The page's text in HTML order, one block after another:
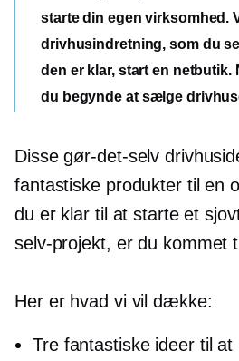
starte din egen virksomhed.
drivhusindretning, som du
den er klar, start en netbutik.
du begynde at sælge
Disse gør-det-selv
fantastiske produkter til en
du er klar til at starte et
selv-projekt, er du kommet
Her er hvad vi vil dække:
Tre fantastiske ideer til